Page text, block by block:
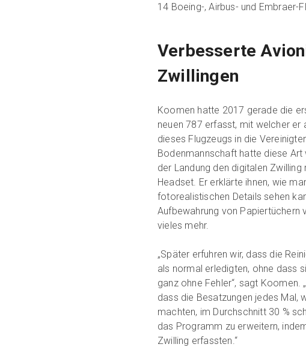
14 Boeing-, Airbus- und Embraer-
Verbesserte
Zwillingen
Koomen hatte 2017 gerade die
neuen 787 erfasst, mit welcher er
dieses Flugzeugs in die
Bodenmannschaft hatte diese
der Landung den digitalen
Headset. Er erklärte ihnen, wie
fotorealistischen Details sehen
Aufbewahrung von Papiertüchern
vieles mehr.
„Später erfuhren wir, dass die
als normal erledigten, ohne dass
ganz ohne Fehler“, sagt Koomen.
dass die Besatzungen jedes Mal,
machten, im Durchschnitt 30 %
das Programm zu erweitern,
Zwilling erfassten.“